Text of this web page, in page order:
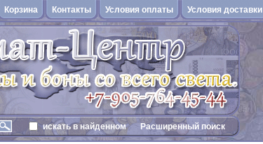
Корзина Контакты Условия оплаты Условия доставки
искать в найденном Расширенный поиск